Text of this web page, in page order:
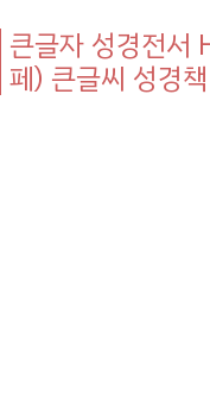
큰글자 성경전서
페) 큰글씨 성경책